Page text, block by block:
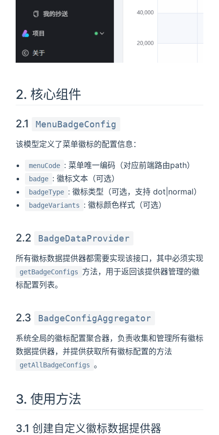
2. 核心组件
2.1 MenuBadgeConfig
该模型定义了菜单徽标的配置信息：
menuCode : 菜单唯一编码（对应前端路由path）
badge : 徽标文本（可选）
badgeType : 徽标类型（可选，支持 dot|normal）
badgeVariants : 徽标颜色样式（可选）
2.2 BadgeDataProvider
所有徽标数据提供器都需要实现该接口，其中必须实现
getBadgeConfigs
方法，用于返回该提供器管理的徽
标配置列表。
2.3 BadgeConfigAggregator
系统全局的徽标配置聚合器，负责收集和管理所有徽标
数据提供器，并提供获取所有徽标配置的方法
getAllBadgeConfigs 。
3. 使用方法
3.1 创建自定义徽标数据提供器